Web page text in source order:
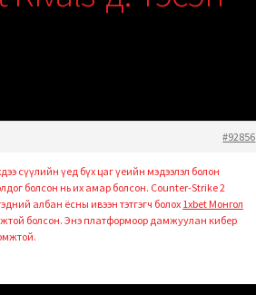
#92856
сүүлийн үед бүх цаг үеийн мэдээлэл болон
болсон нь их амар болсон. Counter-Strike 2
албан ёсны ивээн тэтгэгч болох 1xbet Монгол
болсон. Энэ платформоор дамжуулан кибер